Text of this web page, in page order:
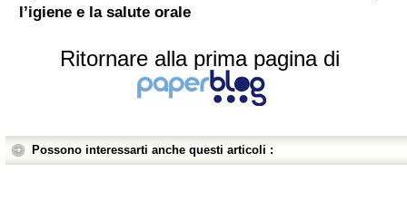
l’igiene e la salute orale
Ritornare alla prima pagina di
Possono interessarti anche questi articoli :